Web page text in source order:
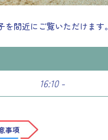
間近にご覧いただけます。
16:10 -
事項